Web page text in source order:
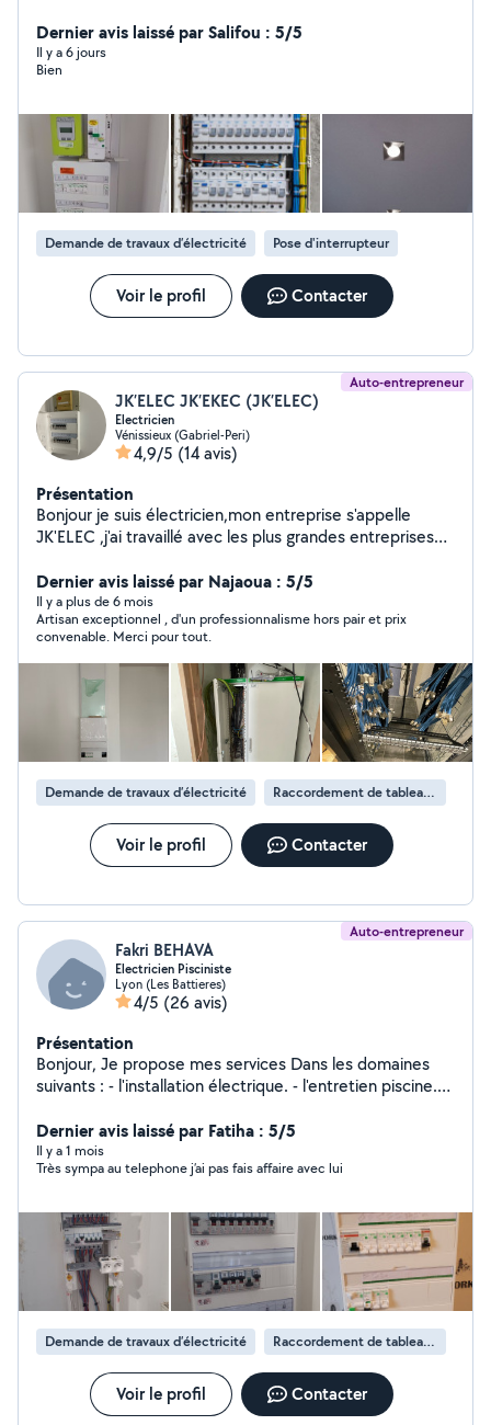
Dernier avis laissé par Salifou : 5/5
Il y a 6 jours
Bien
Demande de travaux d’électricité Pose d'interrupteur
Voir le profil Contacter
Auto-entrepreneur
JK’ELEC JK’EKEC (JK’ELEC)
Electricien
Vénissieux (Gabriel-Peri)
4,9/5 (14 avis)
Présentation
Bonjour je suis électricien,mon entreprise s'appelle
JK'ELEC ,j'ai travaillé avec les plus grandes entreprises
en sous traitance
Dernier avis laissé par Najaoua : 5/5
Il y a plus de 6 mois
Artisan exceptionnel , d'un professionnalisme hors pair et prix
convenable. Merci pour tout.
Demande de travaux d’électricité Raccordement de tableau électrique
Voir le profil Contacter
Auto-entrepreneur
Fakri BEHAVA
Electricien Pisciniste
Lyon (Les Battieres)
4/5 (26 avis)
Présentation
Bonjour, Je propose mes services Dans les domaines
suivants : - l'installation électrique. - l'entretien piscine.
de chacun.
Dernier avis laissé par Fatiha : 5/5
Il y a 1 mois
Très sympa au telephone j’ai pas fais affaire avec lui
Demande de travaux d’électricité Raccordement de tableau électrique
Voir le profil Contacter